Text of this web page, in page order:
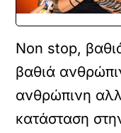
Non stop,
βαθιά
ανθρώπινη
κατάσταση